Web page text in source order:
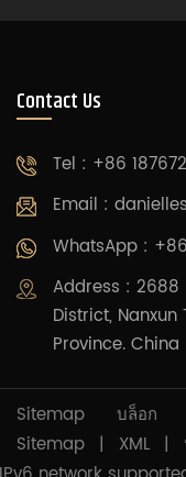
Contact Us
Tel : +86
Email :
WhatsApp :
Address : 2688
District, Nanxun
Province. China
Sitemap บล็อก
Sitemap | XML |